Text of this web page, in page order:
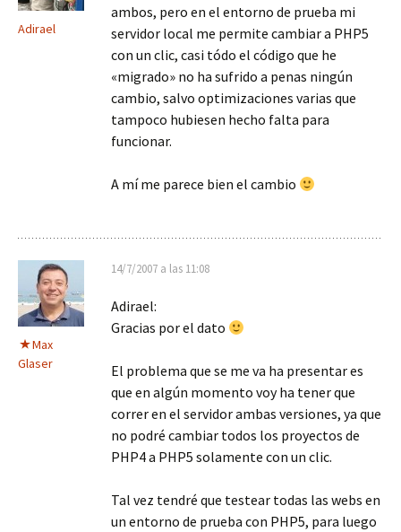
Adirael
ambos, pero en el entorno de prueba mi
servidor local me permite cambiar a PHP5
con un clic, casi tódo el código que he
«migrado» no ha sufrido a penas ningún
cambio, salvo optimizaciones varias que
tampoco hubiesen hecho falta para
funcionar.
A mí me parece bien el cambio
Max
Glaser
14/7/2007 a las 11:08
Adirael:
Gracias por el dato
El problema que se me va ha presentar es
que en algún momento voy ha tener que
correr en el servidor ambas versiones, ya que
no podré cambiar todos los proyectos de
PHP4 a PHP5 solamente con un clic.
Tal vez tendré que testear todas las webs en
un entorno de prueba con PHP5, para luego